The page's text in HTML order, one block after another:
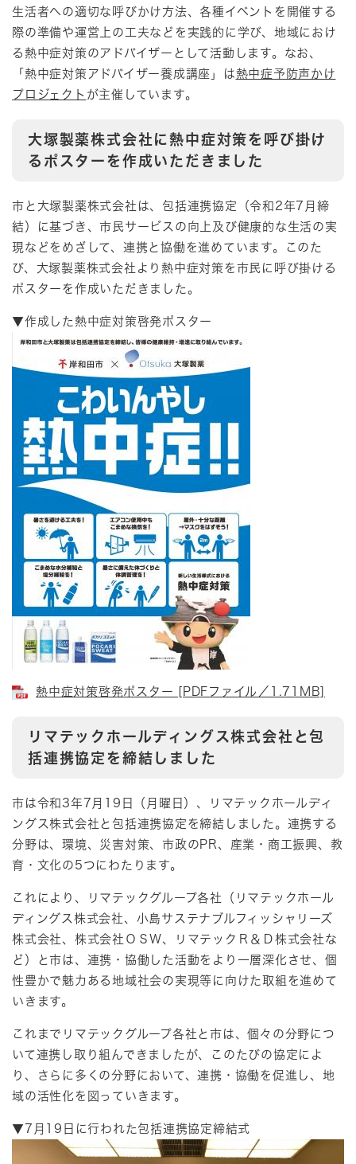
生活者への適切な呼びかけ方法、各種イベントを開催する
際の準備や運営上の工夫などを実践的に学び、地域におけ
る熱中症対策のアドバイザーとして活動します。なお、
「熱中症対策アドバイザー養成講座」は熱中症予防声かけ
プロジェクト が主催しています。
大塚製薬株式会社に熱中症対策を呼び掛け
るポスターを作成いただきました
市と大塚製薬株式会社は、包括連携協定（令和2年7月締
結）に基づき、市民サービスの向上及び健康的な生活の実
現などをめざして、連携と協働を進めています。このた
び、大塚製薬株式会社より熱中症対策を市民に呼び掛ける
ポスターを作成いただきました。
▼作成した熱中症対策啓発ポスター
熱中症対策啓発ポスター [PDFファイル／1.71MB]
リマテックホールディングス株式会社と包
括連携協定を締結しました
市は令和3年7月19日（月曜日）、リマテックホールディ
ングス株式会社と包括連携協定を締結しました。連携する
分野は、環境、災害対策、市政のPR、産業・商工振興、教
育・文化の5つにわたります。
これにより、リマテックグループ各社（リマテックホール
ディングス株式会社、小島サステナブルフィッシャリーズ
株式会社、株式会社ＯＳＷ、リマテックＲ＆Ｄ株式会社な
ど）と市は、連携・協働した活動をより一層深化させ、個
性豊かで魅力ある地域社会の実現等に向けた取組を進めて
いきます。
これまでリマテックグループ各社と市は、個々の分野につ
いて連携し取り組んできましたが、このたびの協定によ
り、さらに多くの分野において、連携・協働を促進し、地
域の活性化を図っていきます。
▼7月19日に行われた包括連携協定締結式